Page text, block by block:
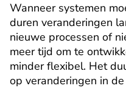
Wanneer systemen
duren veranderingen
nieuwe processen of
meer tijd om te
minder flexibel. Het
op veranderingen in